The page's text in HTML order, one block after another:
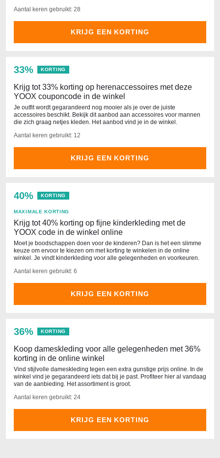
Aantal keren gebruikt: 28
KRIJG EEN KORTING
33% KORTING
Krijg tot 33% korting op herenaccessoires met deze
YOOX couponcode in de winkel
Je outfit wordt gegarandeerd nog mooier als je over de juiste
accessoires beschikt. Bekijk dit aanbod aan accessoires voor mannen
die zich graag netjes kleden. Het aanbod vind je in de winkel.
Aantal keren gebruikt: 12
KRIJG EEN KORTING
40% KORTING
MAXIMALE KORTING
Krijg tot 40% korting op fijne kinderkleding met de
YOOX code in de winkel online
Moet je boodschappen doen voor de kinderen? Dan is het een slimme
keuze om ervoor te kiezen om met korting te winkelen in de online
winkel. Je vindt kinderkleding voor alle gelegenheden en voorkeuren.
Aantal keren gebruikt: 6
KRIJG EEN KORTING
36% KORTING
Koop dameskleding voor alle gelegenheden met 36%
korting in de online winkel
Vind stijlvolle dameskleding tegen een extra gunstige prijs online. In de
winkel vind je gegarandeerd iets dat bij je past. Profiteer hier al vandaag
van de aanbieding. Het assortiment is groot.
Aantal keren gebruikt: 24
KRIJG EEN KORTING